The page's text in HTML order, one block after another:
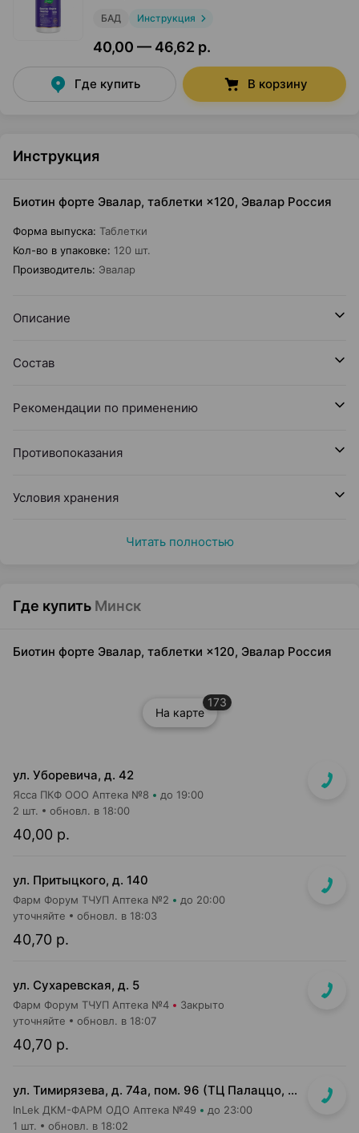
БАД Инструкция
40,00 — 46,62 р.
Где купить В корзину
Инструкция
Биотин форте Эвалар, таблетки ×120, Эвалар Россия
Форма выпуска: Таблетки
Кол-во в упаковке: 120 шт.
Производитель: Эвалар
Описание
Состав
Рекомендации по применению
Противопоказания
Условия хранения
Читать полностью
Где купить Минск
Биотин форте Эвалар, таблетки ×120, Эвалар Россия
На карте
173
ул. Уборевича, д. 42
Ясса ПКФ ООО Аптека №8 до 19:00
40,00 р.
2 шт. обновл. в 18:00
ул. Притыцкого, д. 140
Фарм Форум ТЧУП Аптека №2 до 20:00
40,70 р.
уточняйте обновл. в 18:03
ул. Сухаревская, д. 5
Фарм Форум ТЧУП Аптека №4 Закрыто
40,70 р.
уточняйте обновл. в 18:07
ул. Тимирязева, д. 74а, пом. 96 (ТЦ Палаццо, 1 этаж, главный вход)
InLek ДКМ-ФАРМ ОДО Аптека №49 до 23:00
1 шт. обновл. в 18:02